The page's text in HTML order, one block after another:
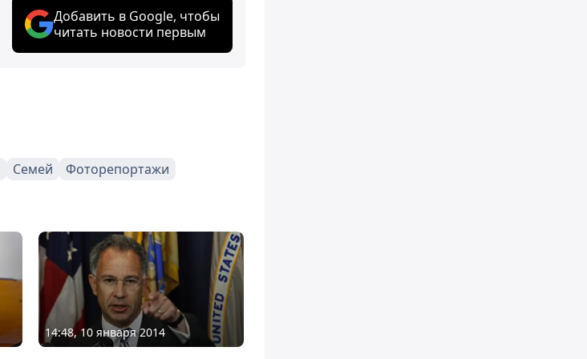
Добавить в Google, чтобы
читать новости первым
Семей Фоторепортажи
14:48, 10 января 2014